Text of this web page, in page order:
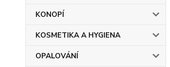
KONOPÍ
KOSMETIKA A HYGIENA
OPALOVÁNÍ